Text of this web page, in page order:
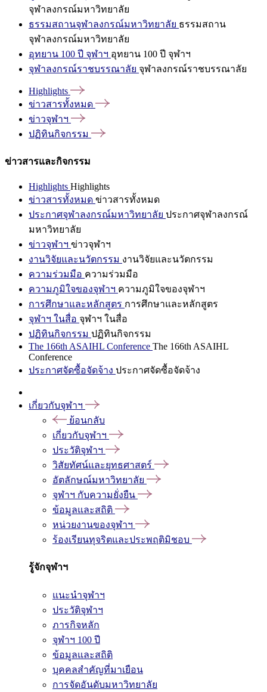
จุฬาลงกรณ์มหาวิทยาลัย
ธรรมสถานจุฬาลงกรณ์มหาวิทยาลัย ธรรมสถาน
จุฬาลงกรณ์มหาวิทยาลัย
อุทยาน 100 ปี จุฬาฯ อุทยาน 100 ปี จุฬาฯ
จุฬาลงกรณ์ราชบรรณาลัย จุฬาลงกรณ์ราชบรรณาลัย
Highlights
ข่าวสารทั้งหมด
ข่าวจุฬาฯ
ปฏิทินกิจกรรม
ข่าวสารและกิจกรรม
Highlights Highlights
ข่าวสารทั้งหมด ข่าวสารทั้งหมด
ประกาศจุฬาลงกรณ์มหาวิทยาลัย ประกาศจุฬาลงกรณ์
มหาวิทยาลัย
ข่าวจุฬาฯ ข่าวจุฬาฯ
งานวิจัยและนวัตกรรม งานวิจัยและนวัตกรรม
ความร่วมมือ ความร่วมมือ
ความภูมิใจของจุฬาฯ ความภูมิใจของจุฬาฯ
การศึกษาและหลักสูตร การศึกษาและหลักสูตร
จุฬาฯ ในสื่อ จุฬาฯ ในสื่อ
ปฏิทินกิจกรรม ปฏิทินกิจกรรม
The 166th ASAIHL Conference The 166th ASAIHL
Conference
ประกาศจัดซื้อจัดจ้าง ประกาศจัดซื้อจัดจ้าง
เกี่ยวกับจุฬาฯ
ย้อนกลับ
เกี่ยวกับจุฬาฯ
ประวัติจุฬาฯ
วิสัยทัศน์และยุทธศาสตร์
อัตลักษณ์มหาวิทยาลัย
จุฬาฯ กับความยั่งยืน
ข้อมูลและสถิติ
หน่วยงานของจุฬาฯ
ร้องเรียนทุจริตและประพฤติมิชอบ
รู้จักจุฬาฯ
แนะนำจุฬาฯ
ประวัติจุฬาฯ
ภารกิจหลัก
จุฬาฯ 100 ปี
ข้อมูลและสถิติ
บุคคลสำคัญที่มาเยือน
การจัดอันดับมหาวิทยาลัย